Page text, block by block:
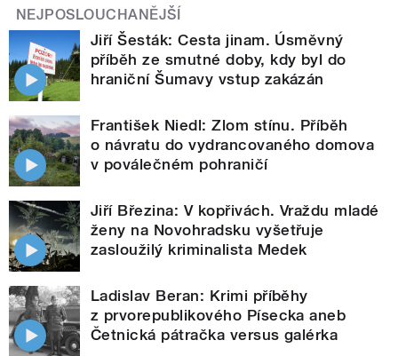
NEJPOSLOUCHANĚJŠÍ
Jiří Šesták: Cesta jinam. Úsměvný
příběh ze smutné doby, kdy byl do
hraniční Šumavy vstup zakázán
František Niedl: Zlom stínu. Příběh
o návratu do vydrancovaného domova
v poválečném pohraničí
Jiří Březina: V kopřivách. Vraždu mladé
ženy na Novohradsku vyšetřuje
zasloužilý kriminalista Medek
Ladislav Beran: Krimi příběhy
z prvorepublikového Písecka aneb
Četnická pátračka versus galérka